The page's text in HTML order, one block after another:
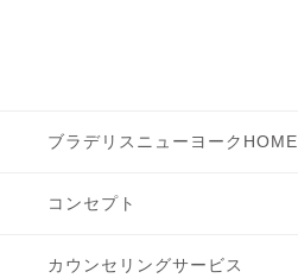
ブラデリスニューヨークHOME
コンセプト
カウンセリングサービス